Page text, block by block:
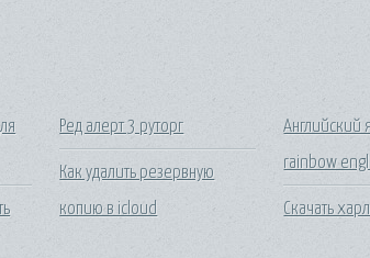
Ред алерт 3 руторг
Как удалить резервную
копию в icloud
Английский
rainbow
Скачать